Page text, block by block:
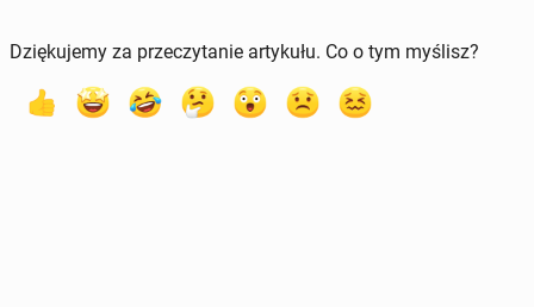
Dziękujemy za przeczytanie artykułu. Co o tym myślisz?